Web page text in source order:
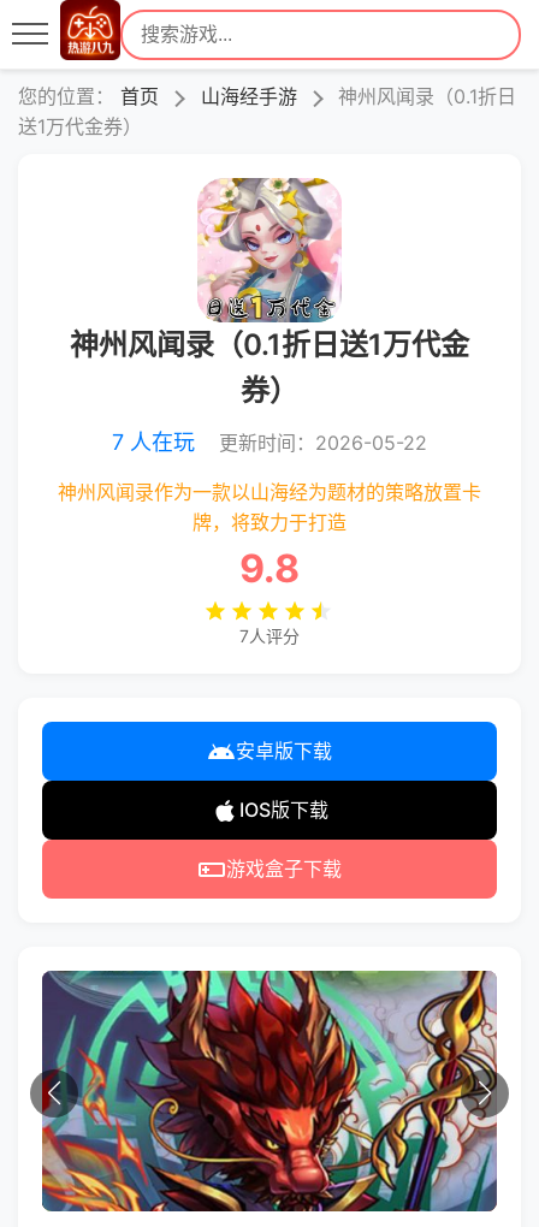
您的位置： 首页 山海经手游
神州风闻录（0.1折日
送1万代金券）
神州风闻录（0.1折日送1万代金
券）
7 人在玩 更新时间：2026-05-22
神州风闻录作为一款以山海经为题材的策略放置卡
牌，将致力于打造
9.8
7人评分
安卓版下载
IOS版下载
游戏盒子下载